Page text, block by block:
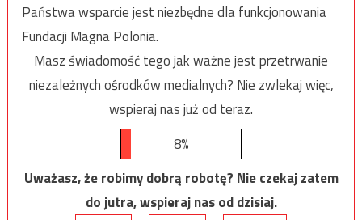
Państwa wsparcie jest niezbędne dla funkcjonowania
Fundacji Magna Polonia.
Masz świadomość tego jak ważne jest przetrwanie
niezależnych ośrodków medialnych? Nie zwlekaj więc,
wspieraj nas już od teraz.
8%
Uważasz, że robimy dobrą robotę? Nie czekaj zatem
do jutra, wspieraj nas od dzisiaj.